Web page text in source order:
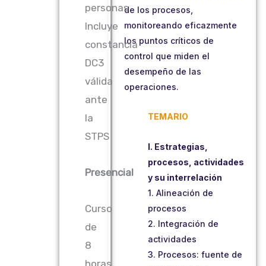
personas
Incluye
constancia
DC3
válida
ante
la
STPS
Presencial
Curso
de
8
horas
de los procesos,
monitoreando eficazmente
los puntos críticos de
control que miden el
desempeño de las
operaciones.
TEMARIO
I. Estrategias,
procesos, actividades
y su interrelación
1. Alineación de
procesos
2. Integración de
actividades
3. Procesos: fuente de